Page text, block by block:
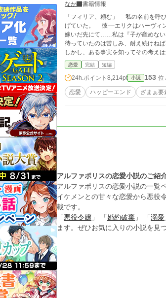
なか
書籍情報
「フィリア、頼む」 私の名前を呼びながら、彼が両膝を地面に落とす。 真紅の髪に添えられた碧色の瞳が、乞うように私を見上
げていた。 彼––エリクはハーヴィン王国の王太子であり、隣国のシルヴァン国の王女の私––フィリアは彼の元へ嫁いだ。 しかし
嫁いだ先にて……私は『子が産めない
待っていたのは苦しみ、耐え続けね
しかし、ある事実を知ってその考えは変わる。 そして…… 「頼む。俺と離婚してほしい」 その言葉を、
げさせる事が叶った。 実り叶った
た日々、約五年。 それがようやく報われる。 でもね、許す気はない。 さぁ、エリク。 『次
ざまぁを多めにしたお話。 強い女
恋愛 完結 短編
24h.ポイント 8,214pt 小説 153 位
恋愛 ハッピーエンド ざまぁ要
アルファポリスの恋愛小説のご紹
アルファポリスの恋愛小説の一覧
イケメンとの甘々な恋愛から悪役
載です。
「 悪役令嬢 」 「 婚約破棄 」 「 溺愛
ます。ぜひお気に入りの小説を見